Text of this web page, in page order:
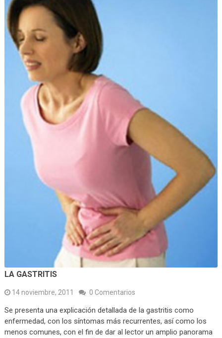
LA GASTRITIS
14 noviembre, 2011 0 Comentarios
Se presenta una explicación detallada de la gastritis como
enfermedad, con los síntomas más recurrentes, así como los
menos comunes, con el fin de dar al lector un amplio panorama